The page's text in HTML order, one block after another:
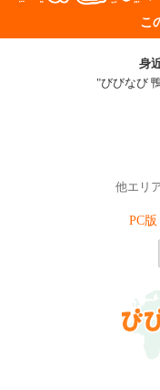
こ
身
"びびなび
他エリ
PC版